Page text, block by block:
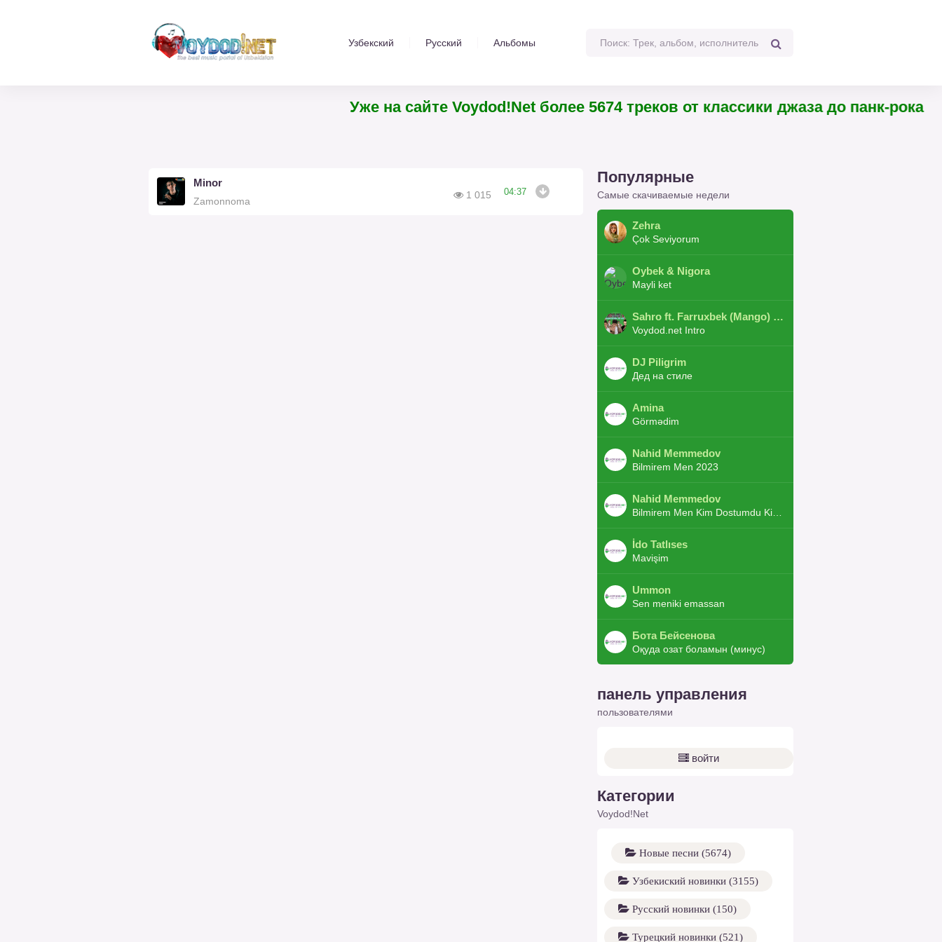
Узбекский Русский Альбомы
Уже на сайте Voydod!Net более 5674 треков от классики джаза до панк-рока
Minor
Zamonnoma
1 015 04:37
Популярные
Самые скачиваемые недели
Zehra
Çok Seviyorum
Oybek & Nigora
Mayli ket
Sahro ft. Farruxbek (Mango) ft. Shaxboz ft. Navruz and Zarba ft. DJ.JoHa
Voydod.net Intro
DJ Piligrim
Дед на стиле
Amina
Görmədim
Nahid Memmedov
Bilmirem Men 2023
Nahid Memmedov
İdo Tatlıses
Mavişim
Ummon
Sen meniki emassan
Бота Бейсенова
Оқуда озат боламын (минус)
панель управления
пользователями
войти
Категории
Voydod!Net
Новые песни (5674)
Узбекиский новинки (3155)
Русский новинки (150)
Турецкий новинки (521)